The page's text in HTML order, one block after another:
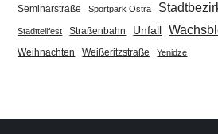
Seminarstraße Sportpark Ostra
Stadtteilfest Straßenbahn Unfall
Weihnachten Weißeritzstraße Yenidze